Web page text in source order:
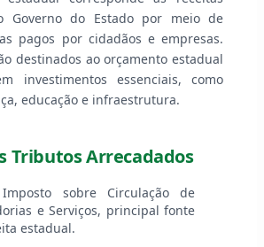
Governo do Estado por meio de
pagos por cidadãos e empresas.
destinados ao orçamento estadual
investimentos essenciais, como
educação e infraestrutura.
Tributos Arrecadados
Imposto sobre Circulação de
e Serviços, principal fonte
estadual.